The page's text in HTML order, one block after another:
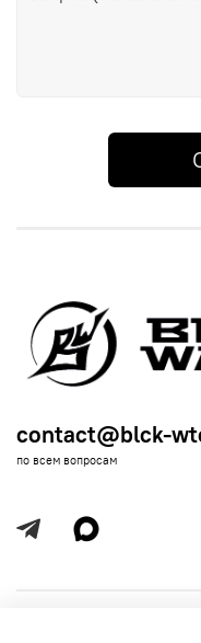
contact@blck-
по всем вопросам